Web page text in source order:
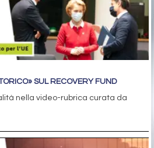
SUL RECOVERY FUND
nella video-rubrica curata da